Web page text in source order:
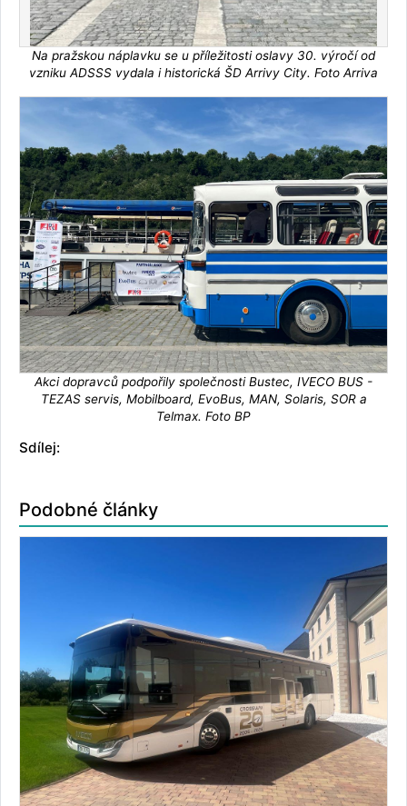
Na pražskou náplavku se u příležitosti oslavy 30. výročí od
vzniku ADSSS vydala i historická ŠD Arrivy City. Foto Arriva
Akci dopravců podpořily společnosti Bustec, IVECO BUS -
TEZAS servis, Mobilboard, EvoBus, MAN, Solaris, SOR a
Telmax. Foto BP
Sdílej:
Podobné články